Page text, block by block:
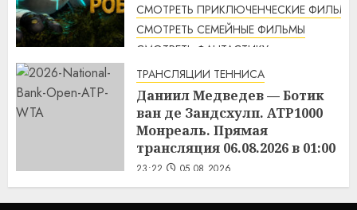
СМОТРЕТЬ ПРИКЛЮЧЕНЧЕСКИЕ ФИЛЬМЫ
СМОТРЕТЬ СЕМЕЙНЫЕ ФИЛЬМЫ
СМОТРЕТЬ ФАНТАСТИКУ
Дикий робот (2024) / The Wild
Robot смотреть онлайн
1:14 06.08.2026
ТРАНСЛЯЦИИ ТЕННИСА
Даниил Медведев — Ботик
ван де Зандсхулп. ATP1000
Монреаль. Прямая
трансляция 06.08.2026 в 01:00
23:22 05.08.2026